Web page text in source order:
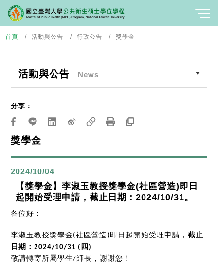
首頁 活動與公告 行政公告 獎學金
活動與公告 News
獎學金
分享：
2024/10/04
【獎學金】李淑玉教授獎學金(社區營造)即日
起開始受理申請，截止日期：2024/10/31。
各位好：
李淑玉教授獎學金 (社區營造) 即日起開始受理申請，截止
日期：2024/10/31 ( 四)
敬請轉寄所屬學生/師長，謝謝您！